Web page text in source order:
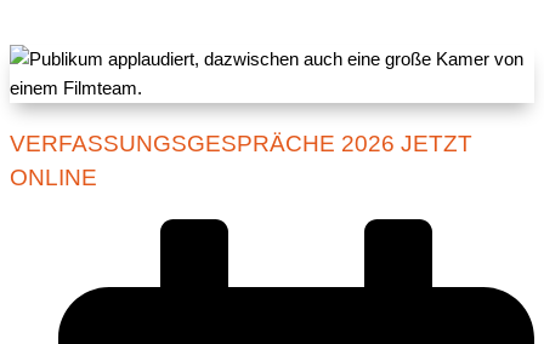
VERFASSUNGSGESPRÄCHE 2026 JETZT
ONLINE